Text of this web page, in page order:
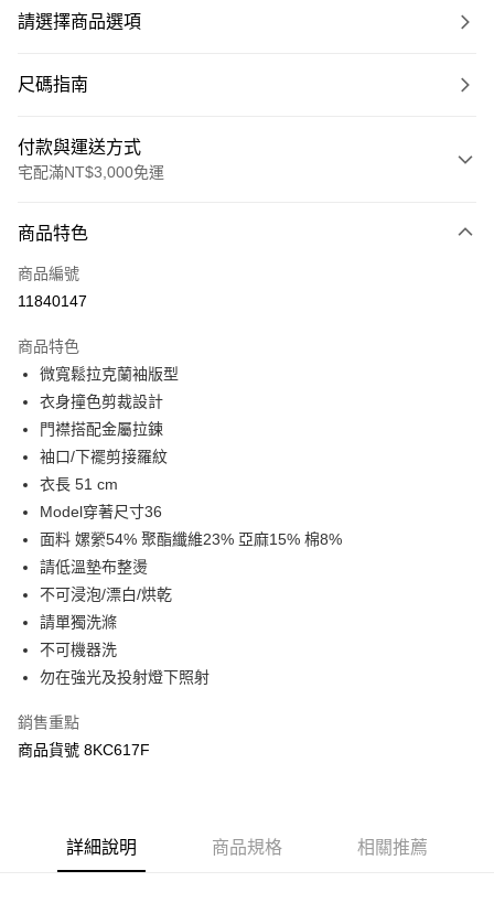
請選擇商品選項
尺碼指南
付款與運送方式
宅配滿NT$3,000免運
信用卡一次付款
LINE Pay
街口支付
悠遊付
Google Pay
全盈+PAY
AFTEE先享後付
相關說明
【關於「AFTEE先享後付」】
AFTEE先享後付是「在收到商品之後才付款」的支付方式。 讓您購物簡單
便利好安心！
１．簡單：不需註冊會員、不需綁卡、不需儲值。
３．安心：先確認商品／服務後，再付款。
【「AFTEE先享後付」結帳流程】
１．於結帳方式選擇「AFTEE先享後付」後，將跳轉至「AFTEE先享後付」
結帳頁面，進行簡訊認證並確認金額後，即可完成結帳。
※ 請注意：結帳手續完成當下不需立刻繳費，但若您需要取消訂單，請聯絡
ATM付款
運送方式
宅配
每筆NT$120，滿NT$3,000(含以上)免運費
商品特色
商品編號
11840147
商品特色
微寬鬆拉克蘭袖版型
衣身撞色剪裁設計
門襟搭配金屬拉鍊
袖口/下襬剪接羅紋
衣長 51 cm
Model穿著尺寸36
面料 嫘縈54% 聚酯纖維23% 亞麻15% 棉8%
請低溫墊布整燙
不可浸泡/漂白/烘乾
請單獨洗滌
不可機器洗
勿在強光及投射燈下照射
銷售重點
商品貨號 8KC617F
詳細說明 商品規格 相關推薦